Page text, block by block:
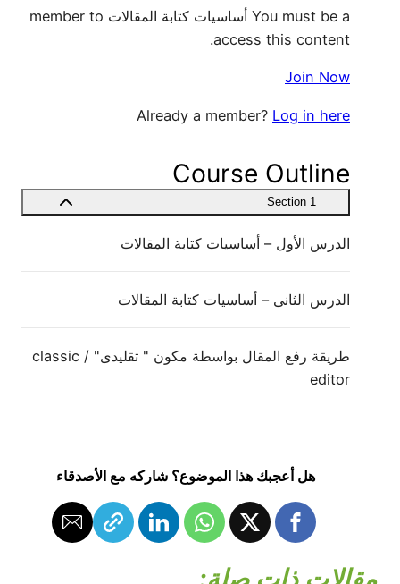
You must be a أساسيات كتابة المقالات member to
access this content.
Join Now
Already a member?Log in here
Course Outline
Section 1
الدرس الأول – أساسيات كتابة المقالات
الدرس الثانى – أساسيات كتابة المقالات
طريقة رفع المقال بواسطة مكون " تقليدى" / classic
editor
هل أعجبك هذا الموضوع؟ شاركه مع الأصدقاء